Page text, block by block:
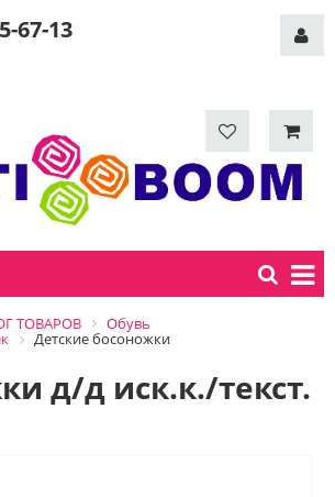
67-13
ТОВАРОВ
Обувь
Детские босоножки
д/д иск.к./текст.